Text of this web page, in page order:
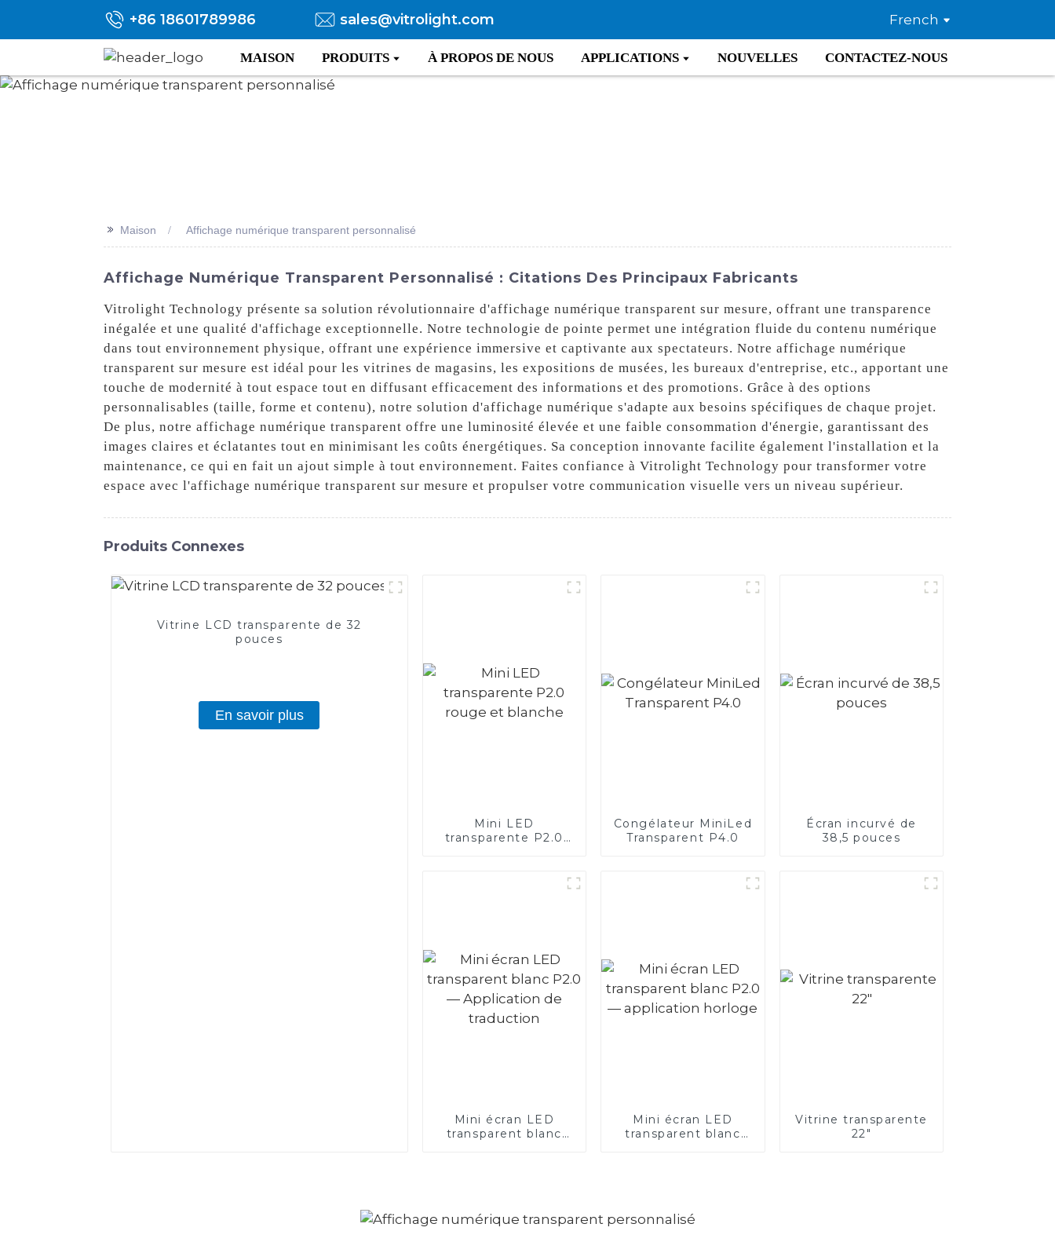
+86 18601789986 sales@vitrolight.com French
MAISON PRODUITS À PROPOS DE NOUS APPLICATIONS NOUVELLES CONTACTEZ-NOUS
>> Maison Affichage numérique transparent personnalisé
Affichage Numérique Transparent Personnalisé : Citations Des Principaux Fabricants
Vitrolight Technology présente sa solution révolutionnaire d'affichage numérique transparent sur mesure, offrant une transparence
inégalée et une qualité d'affichage exceptionnelle. Notre technologie de pointe permet une intégration fluide du contenu numérique
dans tout environnement physique, offrant une expérience immersive et captivante aux spectateurs. Notre affichage numérique
transparent sur mesure est idéal pour les vitrines de magasins, les expositions de musées, les bureaux d'entreprise, etc., apportant une
touche de modernité à tout espace tout en diffusant efficacement des informations et des promotions. Grâce à des options
personnalisables (taille, forme et contenu), notre solution d'affichage numérique s'adapte aux besoins spécifiques de chaque projet.
De plus, notre affichage numérique transparent offre une luminosité élevée et une faible consommation d'énergie, garantissant des
images claires et éclatantes tout en minimisant les coûts énergétiques. Sa conception innovante facilite également l'installation et la
maintenance, ce qui en fait un ajout simple à tout environnement. Faites confiance à Vitrolight Technology pour transformer votre
espace avec l'affichage numérique transparent sur mesure et propulser votre communication visuelle vers un niveau supérieur.
Produits Connexes
Vitrine LCD transparente de 32
pouces
En savoir plus
Mini LED
transparente P2.0
Congélateur MiniLed
Transparent P4.0
Écran incurvé de
38,5 pouces
Mini écran LED
transparent blanc
Mini écran LED
transparent blanc
Vitrine transparente
22"